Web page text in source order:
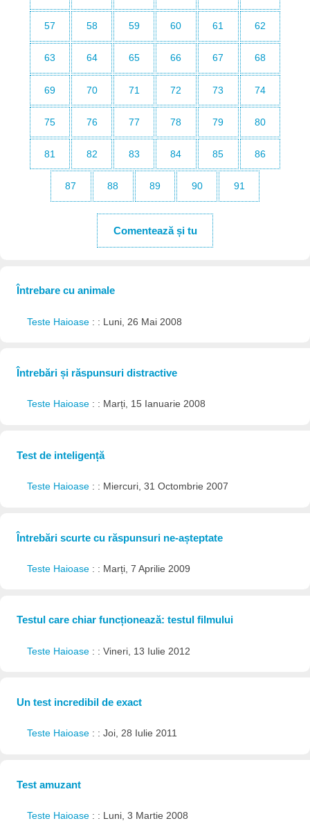
57 58 59 60 61 62
63 64 65 66 67 68
69 70 71 72 73 74
75 76 77 78 79 80
81 82 83 84 85 86
87 88 89 90 91
Comentează și tu
Întrebare cu animale
Teste Haioase : : Luni, 26 Mai 2008
Întrebări și răspunsuri distractive
Teste Haioase : : Marți, 15 Ianuarie 2008
Test de inteligență
Teste Haioase : : Miercuri, 31 Octombrie 2007
Întrebări scurte cu răspunsuri ne-așteptate
Teste Haioase : : Marți, 7 Aprilie 2009
Testul care chiar funcționează: testul filmului
Teste Haioase : : Vineri, 13 Iulie 2012
Un test incredibil de exact
Teste Haioase : : Joi, 28 Iulie 2011
Test amuzant
Teste Haioase : : Luni, 3 Martie 2008